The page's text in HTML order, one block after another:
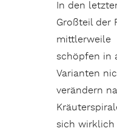
In den
Großteil der
mittlerweile
schöpfen in
Varianten
verändern
sich